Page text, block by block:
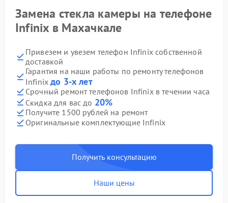
Замена стекла камеры на телефоне
Infinix в Махачкале
Привезем и увезем телефон Infinix собственной
доставкой
Гарантия на наши работы по ремонту телефонов
Infinixдо 3-х лет
Срочный ремонт телефонов Infinix в течении часа
Скидка для вас до 20%
Получите 1500 рублей на ремонт
Оригинальные комплектующие Infinix
Получить консультацию
Наши цены